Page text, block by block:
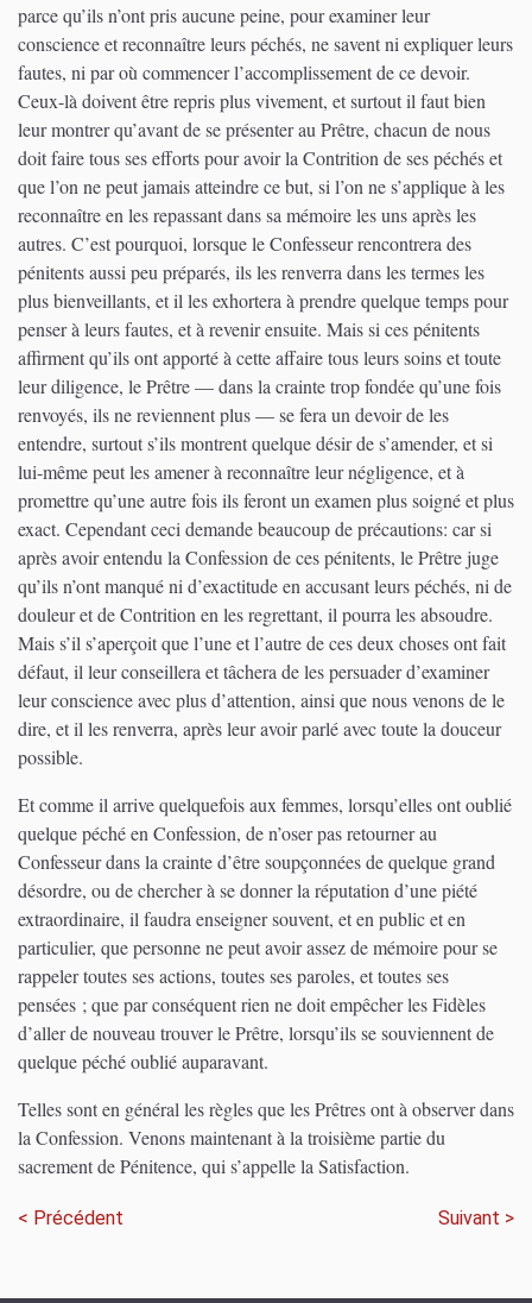
parce qu’ils n’ont pris aucune peine, pour examiner leur
conscience et reconnaître leurs péchés, ne savent ni expliquer leurs
fautes, ni par où commencer l’accomplissement de ce devoir.
Ceux-là doivent être repris plus vivement, et surtout il faut bien
leur montrer qu’avant de se présenter au Prêtre, chacun de nous
doit faire tous ses efforts pour avoir la Contrition de ses péchés et
que l’on ne peut jamais atteindre ce but, si l’on ne s’applique à les
reconnaître en les repassant dans sa mémoire les uns après les
autres. C’est pourquoi, lorsque le Confesseur rencontrera des
pénitents aussi peu préparés, ils les renverra dans les termes les
plus bienveillants, et il les exhortera à prendre quelque temps pour
penser à leurs fautes, et à revenir ensuite. Mais si ces pénitents
affirment qu’ils ont apporté à cette affaire tous leurs soins et toute
leur diligence, le Prêtre — dans la crainte trop fondée qu’une fois
renvoyés, ils ne reviennent plus — se fera un devoir de les
entendre, surtout s’ils montrent quelque désir de s’amender, et si
lui-même peut les amener à reconnaître leur négligence, et à
promettre qu’une autre fois ils feront un examen plus soigné et plus
exact. Cependant ceci demande beaucoup de précautions: car si
après avoir entendu la Confession de ces pénitents, le Prêtre juge
qu’ils n’ont manqué ni d’exactitude en accusant leurs péchés, ni de
douleur et de Contrition en les regrettant, il pourra les absoudre.
Mais s’il s’aperçoit que l’une et l’autre de ces deux choses ont fait
défaut, il leur conseillera et tâchera de les persuader d’examiner
leur conscience avec plus d’attention, ainsi que nous venons de le
dire, et il les renverra, après leur avoir parlé avec toute la douceur
possible.
Et comme il arrive quelquefois aux femmes, lorsqu’elles ont oublié
quelque péché en Confession, de n’oser pas retourner au
Confesseur dans la crainte d’être soupçonnées de quelque grand
désordre, ou de chercher à se donner la réputation d’une piété
extraordinaire, il faudra enseigner souvent, et en public et en
particulier, que personne ne peut avoir assez de mémoire pour se
rappeler toutes ses actions, toutes ses paroles, et toutes ses
pensées ; que par conséquent rien ne doit empêcher les Fidèles
d’aller de nouveau trouver le Prêtre, lorsqu’ils se souviennent de
quelque péché oublié auparavant.
Telles sont en général les règles que les Prêtres ont à observer dans
la Confession. Venons maintenant à la troisième partie du
sacrement de Pénitence, qui s’appelle la Satisfaction.
< Précédent Suivant >